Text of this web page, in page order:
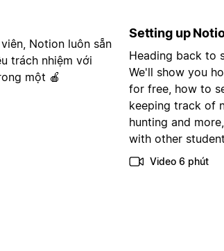
Notion luôn sẵn
trách nhiệm với
một 🍎
Setting up
Heading back to
We'll show you
for free, how to
keeping track of
hunting and
with other
Video 6 phút